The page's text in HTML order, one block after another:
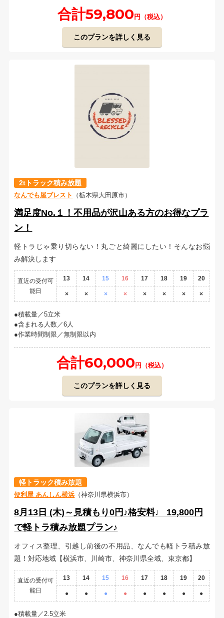
合計59,800 円（税込）
このプランを詳しく見る
2tトラック積み放題
なんでも屋ブレスト （栃木県大田原市）
満足度No.１！不用品が沢山ある方のお得なプラ
ン！
軽トラじゃ乗り切らない！丸ごと綺麗にしたい！そんなお悩
み解決します
直近の受付可
能日
13 14 15 16 17 18 19 20
× × × × × × × ×
積載量／5立米
含まれる人数／6人
作業時間制限／無制限以内
合計60,000 円（税込）
このプランを詳しく見る
軽トラック積み放題
便利屋 あんしん横浜 （神奈川県横浜市）
8月13日 (木)～見積もり0円♪格安料♩ 19,800円
で軽トラ積み放題プラン♪
オフィス整理、引越し前後の不用品、なんでも軽トラ積み放
題！対応地域【横浜市、川崎市、神奈川県全域、東京都】
直近の受付可
能日
13 14 15 16 17 18 19 20
● ● ● ● ● ● ● ●
積載量／2.5立米